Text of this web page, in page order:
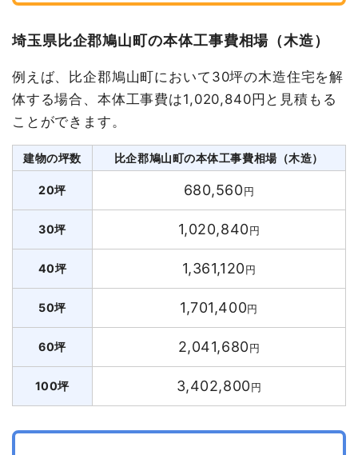
埼玉県比企郡鳩山町の本体工事費相場（木造）
例えば、比企郡鳩山町において30坪の木造住宅を解
体する場合、本体工事費は1,020,840円と見積もる
ことができます。
建物の坪数 比企郡鳩山町の本体工事費相場（木造）
20坪 680,560円
30坪 1,020,840円
40坪 1,361,120円
50坪 1,701,400円
60坪 2,041,680円
100坪 3,402,800円